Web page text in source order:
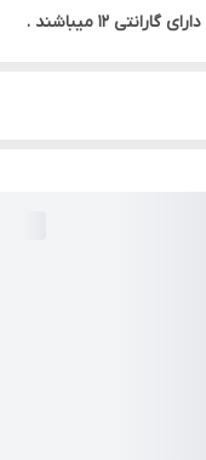
12 میباشند .